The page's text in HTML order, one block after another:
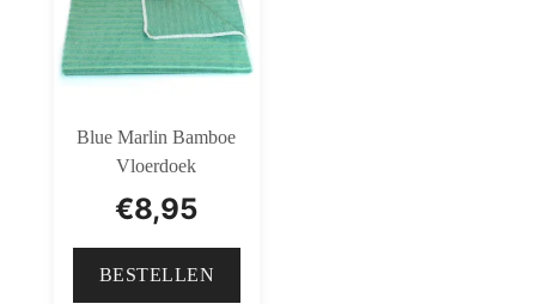
Blue Marlin Bamboe
Vloerdoek
€8,95
BESTELLEN